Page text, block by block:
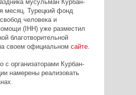
мусульман Курбан-
месяц. Турецкий фонд
человека и
(IHH) уже разместил
благотворительной
своем официальном сайте.
с организаторами Курбан-
намерены реализовать